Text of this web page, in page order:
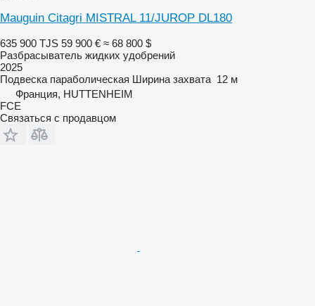
Mauguin Citagri MISTRAL 11/JUROP DL180
635 900 TJS 59 900 € ≈ 68 800 $
Разбрасыватель жидких удобрений
2025
Подвеска параболическая Ширина захвата 12 м
Франция, HUTTENHEIM
FCE
Связаться с продавцом